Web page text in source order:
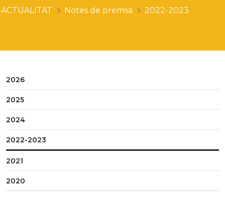
ACTUALITAT Notes de premsa 2022-2023
2026
2025
2024
2022-2023
2021
2020